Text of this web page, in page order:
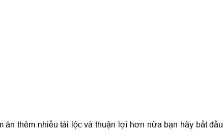
ăn thêm nhiều tài lộc và thuận lợi hơn nữa bạn hãy bắt đầu